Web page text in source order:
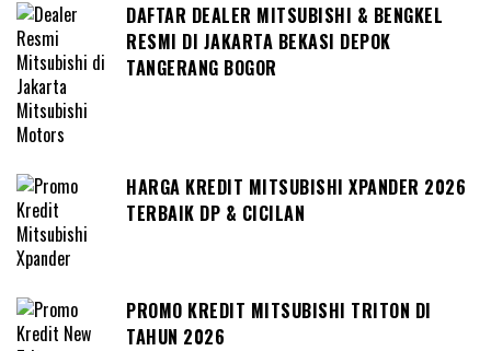
DAFTAR DEALER MITSUBISHI & BENGKEL
RESMI DI JAKARTA BEKASI DEPOK
TANGERANG BOGOR
HARGA KREDIT MITSUBISHI XPANDER 2026
TERBAIK DP & CICILAN
PROMO KREDIT MITSUBISHI TRITON DI
TAHUN 2026